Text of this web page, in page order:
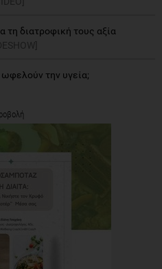
τη διατροφική τους αξία
την υγεία;